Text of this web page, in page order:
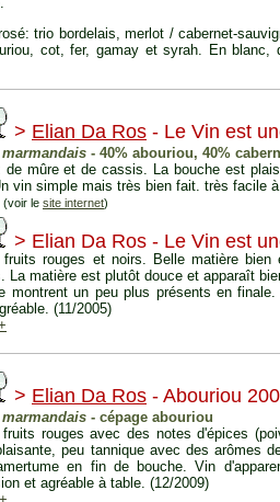
trio bordelais, merlot / cabernet-
cot, fer, gamay et syrah. En
> Elian Da Ros - Le Vin est
- 40% abouriou, 40%
de mûre et de cassis. La bouche est
vin simple mais très bien fait. très facile
(voir le site internet)
> Elian Da Ros - Le Vin est
fruits rouges et noirs. Belle matière
La matière est plutôt douce et apparaît
montrent un peu plus présents en
(11/2005)
> Elian Da Ros - Abouriou
- cépage abouriou
fruits rouges avec des notes d'épices
peu tannique avec des arômes
en fin de bouche. Vin
et agréable à table. (12/2009)